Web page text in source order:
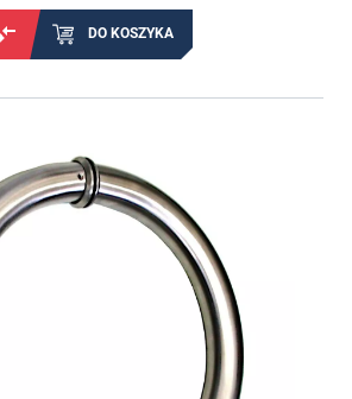
DO KOSZYKA